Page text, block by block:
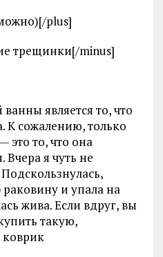
plus]
трещинки[/minus]
является то, что
К сожалению, только
это то, что она
Вчера я чуть не
и упала на
жива. Если вдруг, вы
такую,
коврик